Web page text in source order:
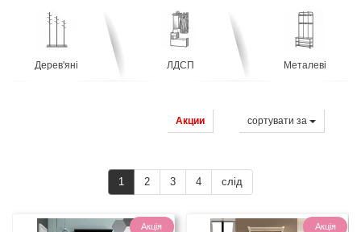
Дерев'яні ЛДСП Металеві
сортувати за
Акции
1 2 3 4 слід
Акція Акція